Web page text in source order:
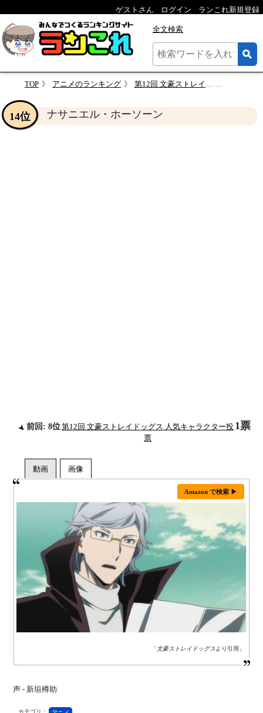
ゲストさん ログイン ランこれ新規登録
全文検索
TOP アニメのランキング 第12回 文豪ストレイドッグス 人気キャラクター投票
ナサニエル・ホーソーン
14位
前回: 8位第12回 文豪ストレイドッグス 人気キャラクター投
票
1票
Amazon で検索 ▶
「文豪ストレイドッグス より引用」
声 - 新垣樽助
カテゴリ：